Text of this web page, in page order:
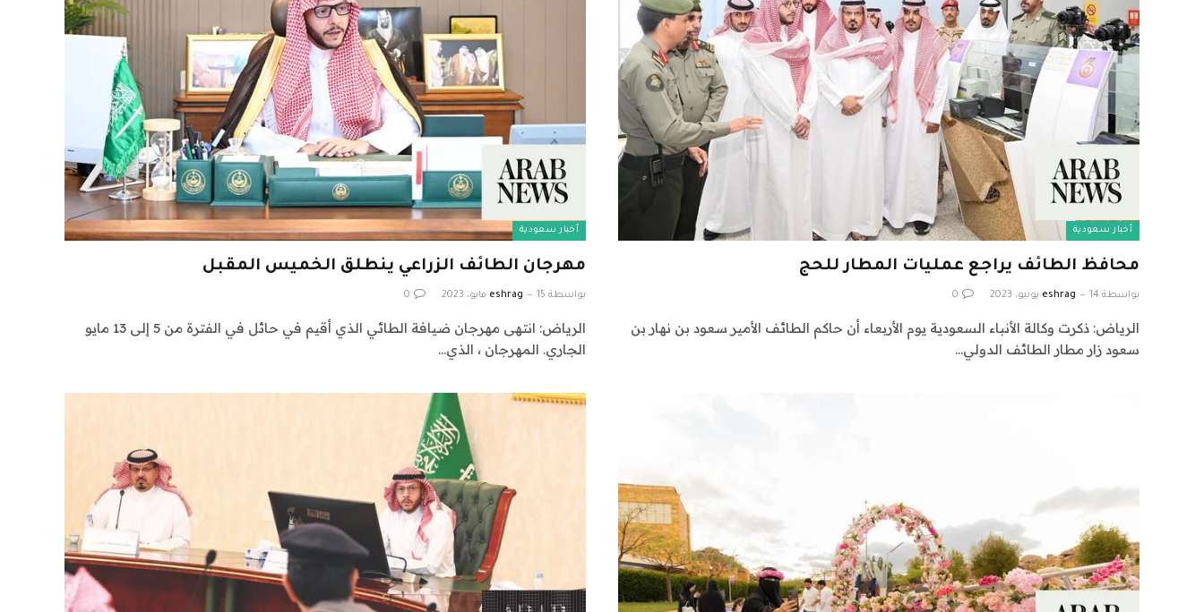
أخبار سعودية
محافظ الطائف يراجع عمليات المطار للحج
بواسطة eshrag 14 يونيو، 2023 0
الرياض: ذكرت وكالة الأنباء السعودية يوم الأربعاء أن حاكم الطائف الأمير سعود بن نهار بن
سعود زار مطار الطائف الدولي…
أخبار سعودية
مهرجان الطائف الزراعي ينطلق الخميس المقبل
بواسطة eshrag 15 مايو، 2023 0
الرياض: انتهى مهرجان ضيافة الطائي الذي أقيم في حائل في الفترة من 5 إلى 13 مايو
الجاري. المهرجان ، الذي…